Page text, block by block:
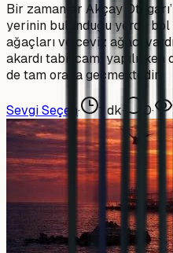
Bir zamanlar Akçay
yerinin bulunduğu yerde
ağaçları ve ceviz ağacı
akardı tabii cami
de tam orada geçmektedir
Sevgi Seçen· 1 dk· 0·